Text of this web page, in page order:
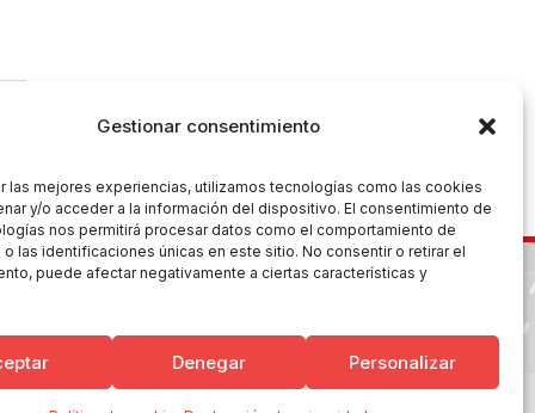
Gestionar consentimiento
las mejores experiencias, utilizamos tecnologías como las cookies
y/o acceder a la información del dispositivo. El consentimiento de
nos permitirá procesar datos como el comportamiento de
las identificaciones únicas en este sitio. No consentir o retirar el
puede afectar negativamente a ciertas características y
Denegar Personalizar